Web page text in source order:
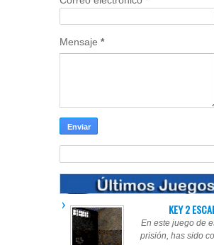
Mensaje *
KEY 2
En este juego de
prisión, has sido